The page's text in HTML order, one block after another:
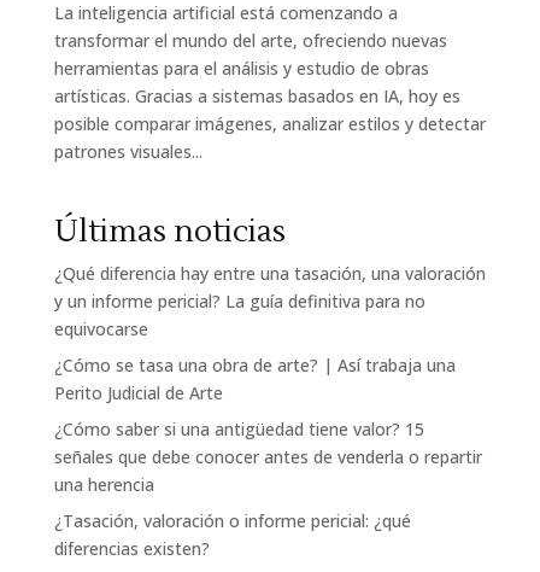
La inteligencia artificial está comenzando a
transformar el mundo del arte, ofreciendo nuevas
herramientas para el análisis y estudio de obras
artísticas. Gracias a sistemas basados en IA, hoy es
posible comparar imágenes, analizar estilos y detectar
patrones visuales...
Últimas noticias
¿Qué diferencia hay entre una tasación, una valoración
y un informe pericial? La guía definitiva para no
equivocarse
¿Cómo se tasa una obra de arte? | Así trabaja una
Perito Judicial de Arte
¿Cómo saber si una antigüedad tiene valor? 15
señales que debe conocer antes de venderla o repartir
una herencia
¿Tasación, valoración o informe pericial: ¿qué
diferencias existen?